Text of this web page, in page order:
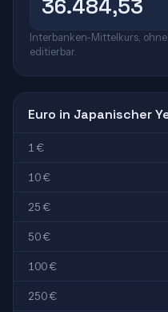
Interbanken-Mittelkurs,
editierbar.
Euro in Japanischer
1 €
10 €
25 €
50 €
100 €
250 €